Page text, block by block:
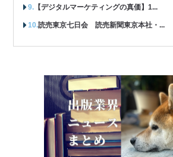
【デジタルマーケティングの真価】1...
読売東京七日会 読売新聞東京本社・...